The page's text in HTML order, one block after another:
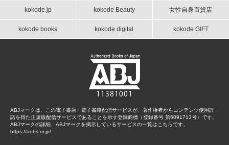
kokode.jp kokode Beauty 女性自身百貨店
kokode books kokode digital kokode GIFT
ABJマークは、この電子書店・電子書籍配信サービスが、著作権者からコンテンツ使用許
諾を得た正規版配信サービスであることを示す登録商標（登録番号 第6091713号）です。
ABJマークの詳細、ABJマークを掲示しているサービスの一覧はこちらです。
https://aebs.or.jp/